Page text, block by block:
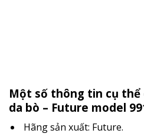
Một số thông tin cụ
da bò – Future model
Hãng sản xuất: Future.